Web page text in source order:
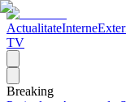
ActualitateInterne
TV
Breaking